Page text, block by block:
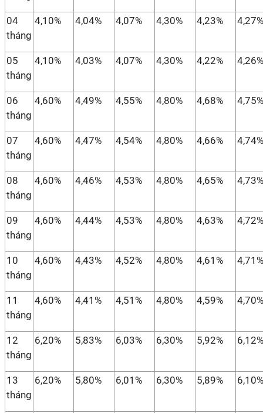
04
tháng
4,10% 4,04% 4,07% 4,30% 4,23% 4,27%
05
tháng
4,10% 4,03% 4,07% 4,30% 4,22% 4,26%
06
tháng
4,60% 4,49% 4,55% 4,80% 4,68% 4,75%
07
tháng
4,60% 4,47% 4,54% 4,80% 4,66% 4,74%
08
tháng
4,60% 4,46% 4,53% 4,80% 4,65% 4,73%
09
tháng
4,60% 4,44% 4,53% 4,80% 4,63% 4,72%
10
tháng
4,60% 4,43% 4,52% 4,80% 4,61% 4,71%
11
tháng
4,60% 4,41% 4,51% 4,80% 4,59% 4,70%
12
tháng
6,20% 5,83% 6,03% 6,30% 5,92% 6,12%
13
tháng
6,20% 5,80% 6,01% 6,30% 5,89% 6,10%